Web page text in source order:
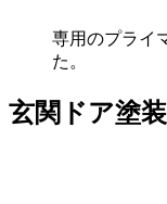
専用のプライ
た。
玄関ドア塗装